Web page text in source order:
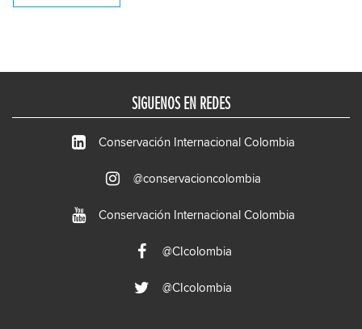
SIGUENOS EN REDES
Conservación Internacional Colombia
@conservacioncolombia
Conservación Internacional Colombia
@CIcolombia
@CIcolombia